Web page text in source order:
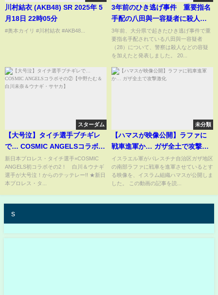
川村結衣 (AKB48) SR 2025年 5
月18日 22時05分
#奥本カイリ #川村結衣 #AKB48...
3年前のひき逃げ事件 重要指名
手配の八田與一容疑者に殺人・
殺人未遂の容疑を追加 大分｜
TBS NEWS DIG
3年前、大分県で起きたひき逃げ事件で重
要指名手配されている八田與一容疑者
（28）について、警察は殺人などの容疑
を加えたと発表しました。 20...
スターダム
【大号泣】タイチ選手ブチギレ
で… COSMIC ANGELSコラボそ
の②【中野たむ＆白川未奈＆ウ
ナギ・サヤカ】
新日本プロレス・タイチ選手×COSMIC
ANGELS初コラボその2！ 白川＆ウナギ
選手が大号泣！からのテッテレー!! ★新日
本プロレス・タ...
未分類
【ハマスが映像公開】ラファに
戦車進軍か… ガザ全土で攻撃激
化
イスラエル軍がパレスチナ自治区ガザ地区
の南部ラファに戦車を進軍させているとす
る映像を、イスラム組織ハマスが公開しま
した。 この動画の記事を読...
s